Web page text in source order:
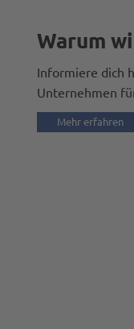
Warum
Informiere dich
Unternehmen
Mehr erfahren